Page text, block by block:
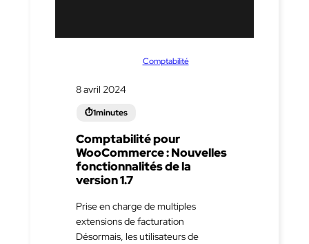
Comptabilité
8 avril 2024
Comptabilité pour
WooCommerce : Nouvelles
fonctionnalités de la
version 1.7
Prise en charge de multiples
extensions de facturation
Désormais, les utilisateurs de